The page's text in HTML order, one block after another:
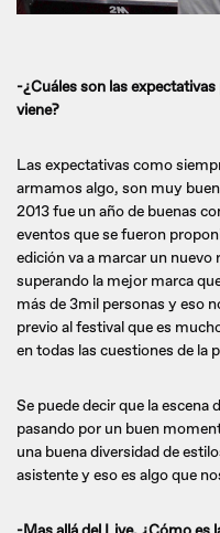
-¿Cuáles son las
viene?
Las expectativas como
armamos algo, son muy
2013 fue un año de buenas
eventos que se fueron
edición va a marcar un nuevo
superando la mejor marca
más de 3mil personas y eso
previo al festival que es
en todas las cuestiones de la
Se puede decir que la escena
pasando por un buen
una buena diversidad de
asistente y eso es algo que